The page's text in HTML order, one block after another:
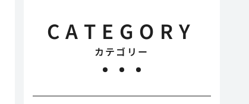
CATEGORY
カテゴリー